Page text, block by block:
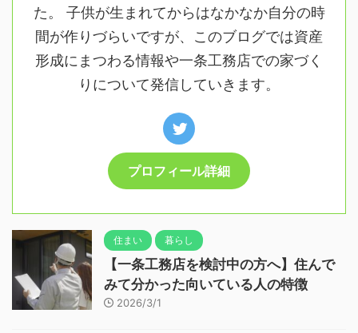
た。 子供が生まれてからはなかなか自分の時
間が作りづらいですが、このブログでは資産
形成にまつわる情報や一条工務店での家づく
りについて発信していきます。
プロフィール詳細
住まい 暮らし
【一条工務店を検討中の方へ】住んで
みて分かった向いている人の特徴
2026/3/1